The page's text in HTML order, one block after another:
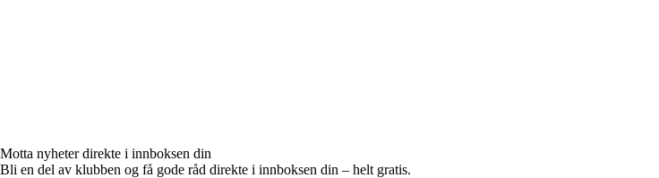
Motta nyheter direkte i innboksen din
Bli en del av klubben og få gode råd direkte i innboksen din – helt gratis.